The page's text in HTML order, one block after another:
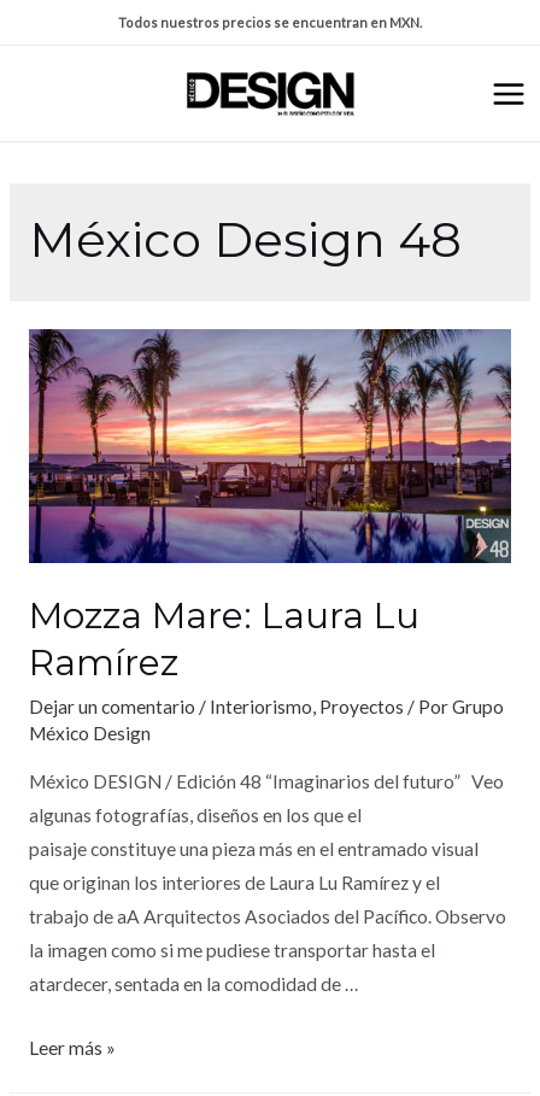
Todos nuestros precios se encuentran en MXN.
México Design 48
Mozza Mare: Laura Lu
Ramírez
Dejar un comentario / Interiorismo, Proyectos / PorGrupo
México Design
México DESIGN / Edición 48 “Imaginarios del futuro” Veo
algunas fotografías, diseños en los que el
paisaje constituye una pieza más en el entramado visual
que originan los interiores de Laura Lu Ramírez y el
trabajo de aA Arquitectos Asociados del Pacífico. Observo
la imagen como si me pudiese transportar hasta el
atardecer, sentada en la comodidad de …
Leer más »